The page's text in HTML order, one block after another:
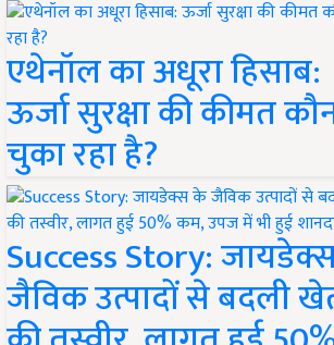
एथेनॉल का अधूरा हिसाब:
ऊर्जा सुरक्षा की कीमत
चुका रहा है?
Success Story:
जैविक उत्पादों से बदली